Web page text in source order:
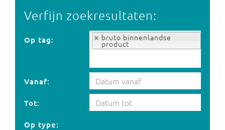
Verfijn zoekresultaten:
Op tag: bruto binnenlandse
product
Op tag:
Vanaf:
Tot:
Op type: